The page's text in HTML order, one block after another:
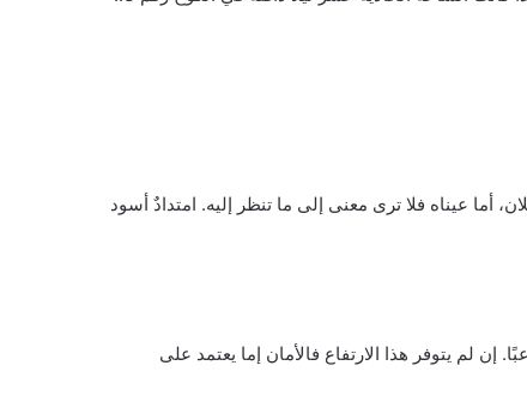
عيناه فلا ترى معنى إلى ما تنظر إليه. امتدادٌ أسود
لم يتوفر هذا الارتفاع فالأمان إما يعتمد على